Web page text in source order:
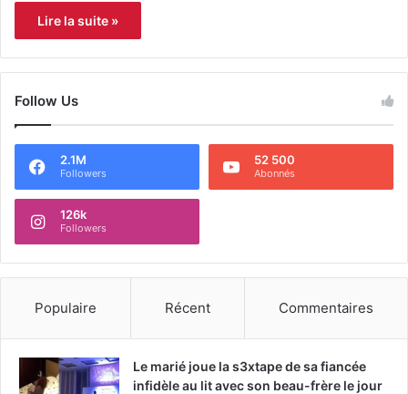
Lire la suite »
Follow Us
2.1M
Followers
52 500
Abonnés
126k
Followers
Populaire Récent Commentaires
Le marié joue la s3xtape de sa fiancée
infidèle au lit avec son beau-frère le jour